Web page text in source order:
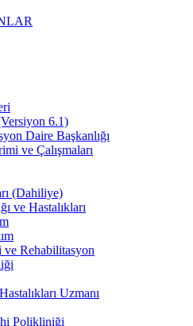
6.1)
Daire Başkanlığı
ve Çalışmaları
(Dahiliye)
ve Hastalıkları
Rehabilitasyon
Uzmanı
Polikliniği